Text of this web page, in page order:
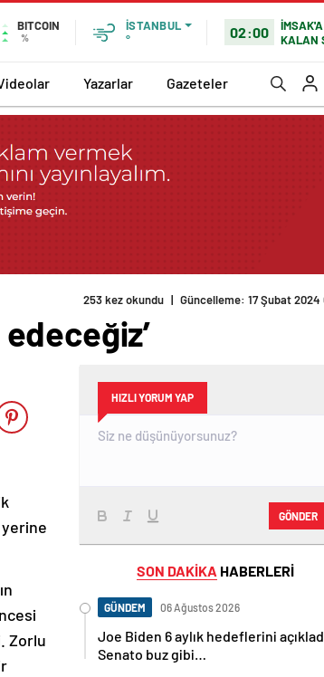
BITCOIN
%
İSTANBUL
°
02:00
İMSAK'A
KALAN
Yazarlar Gazeteler
253 kez okundu | Güncelleme: 17 Şubat 2024
Zorlu
HIZLI YORUM YAP
GÖNDER
SON DAKİKA HABERLERİ
GÜNDEM 06 Ağustos 2026
Joe Biden 6 aylık hedeflerini
Senato buz gibi…